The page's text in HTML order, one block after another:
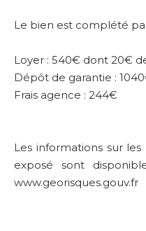
Le bien est complété
Loyer : 540€ dont 20€
Dépôt de garantie :
Frais agence : 244€
Les informations sur
exposé sont
www.georisques.gouv.fr